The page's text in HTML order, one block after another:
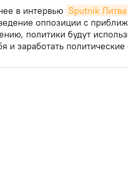
в интервью Sputnik Литва
оппозиции с
политики будут
и заработать политические